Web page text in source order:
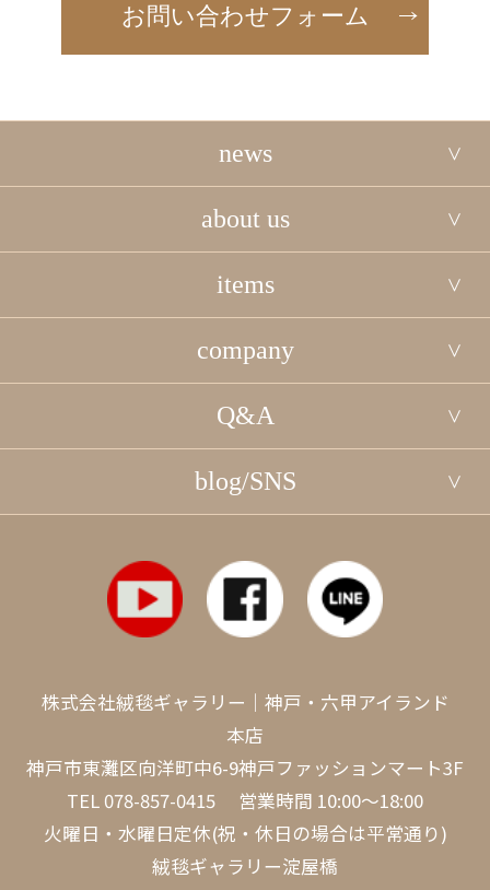
お問い合わせフォーム
news
about us
items
company
Q&A
blog/SNS
株式会社絨毯ギャラリー｜神戸・六甲アイランド
本店
神戸市東灘区向洋町中6-9神戸ファッションマート3F
TEL 078-857-0415 営業時間 10:00～18:00
火曜日・水曜日定休(祝・休日の場合は平常通り)
絨毯ギャラリー淀屋橋